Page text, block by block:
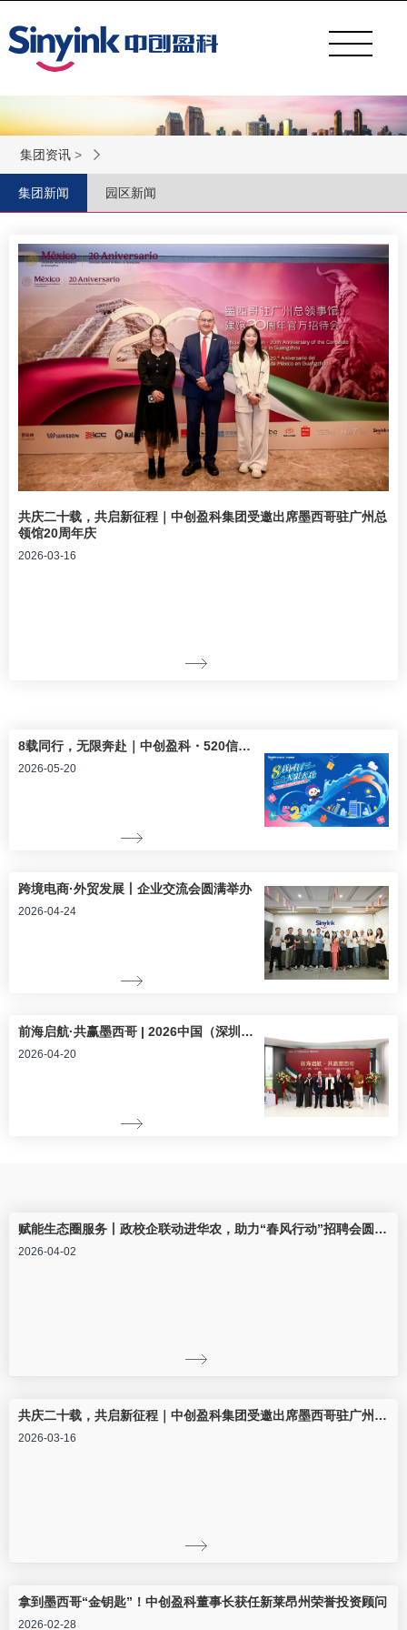
集团资讯 >
集团新闻 园区新闻
共庆二十载，共启新征程｜中创盈科集团受邀出席墨西哥驻广州总
领馆20周年庆
2026-03-16
8载同行，无限奔赴｜中创盈科・520信息港8周年庆典圆满落幕！
2026-05-20
跨境电商·外贸发展丨企业交流会圆满举办
2026-04-24
前海启航·共赢墨西哥 | 2026中国（深圳）—墨西哥产业与投资座谈会圆满落幕
2026-04-20
赋能生态圈服务丨政校企联动进华农，助力“春风行动”招聘会圆满举行！
2026-04-02
共庆二十载，共启新征程｜中创盈科集团受邀出席墨西哥驻广州总领馆20周年庆
2026-03-16
拿到墨西哥“金钥匙”！中创盈科董事长获任新莱昂州荣誉投资顾问
2026-02-28